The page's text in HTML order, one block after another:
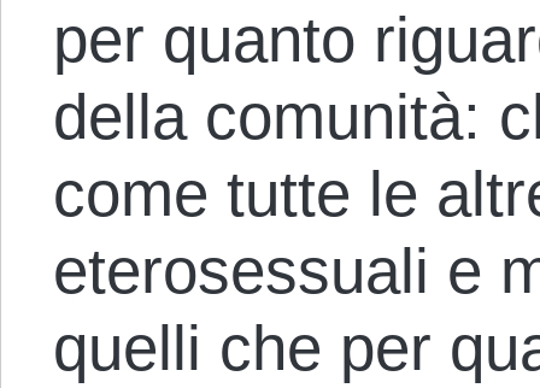
per quanto
della comunità:
come tutte le
eterosessuali e
quelli che per